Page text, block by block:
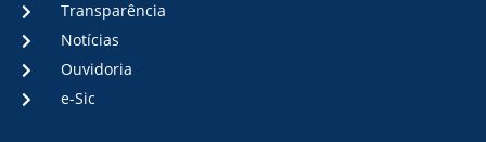
Transparência
Notícias
Ouvidoria
e-Sic